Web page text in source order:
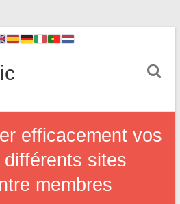
efficacement vos
sites
membres